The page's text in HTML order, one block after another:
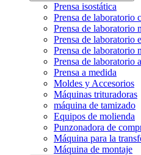
Prensa isostática
Prensa de laboratorio
Prensa de laboratorio
Prensa de laboratorio
Prensa de laboratorio
Prensa de laboratorio
Prensa a medida
Moldes y Accesorios
Máquinas trituradoras
máquina de tamizado
Equipos de molienda
Punzonadora de
Máquina para la
Máquina de montaje